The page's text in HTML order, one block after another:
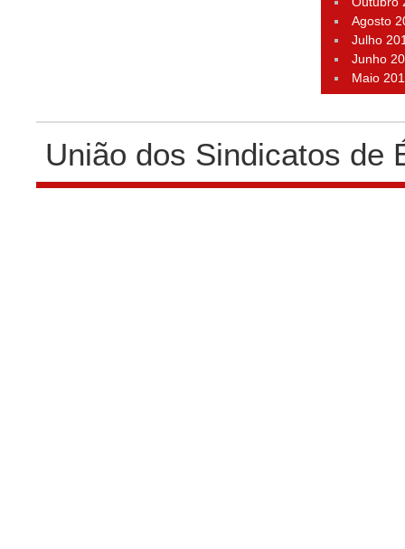
Agosto
Julho
Junho
Maio
União dos Sindicatos de